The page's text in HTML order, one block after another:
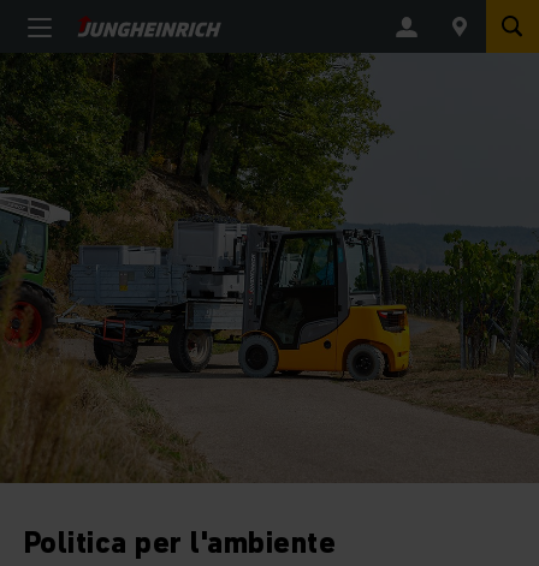
Politica per l'ambiente